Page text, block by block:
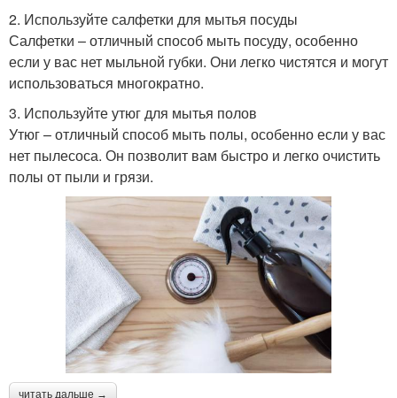
2. Используйте салфетки для мытья посуды
Салфетки – отличный способ мыть посуду, особенно
если у вас нет мыльной губки. Они легко чистятся и могут
использоваться многократно.
3. Используйте утюг для мытья полов
Утюг – отличный способ мыть полы, особенно если у вас
нет пылесоса. Он позволит вам быстро и легко очистить
полы от пыли и грязи.
читать дальше →